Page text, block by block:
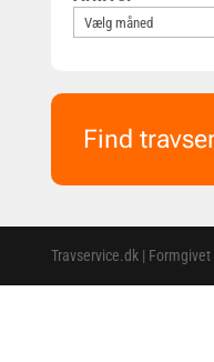
Find
Travservice.dk |